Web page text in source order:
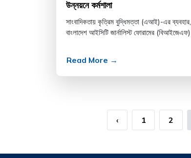
উন্নয়নে কর্মশালা
সাংবাদিকতায় কৃত্রিম বুদ্ধিমত্তা (এআই)-এর
বাংলাদেশ আইসিটি জার্নালিস্ট ফোরামের
Read More →
‹ 1 2